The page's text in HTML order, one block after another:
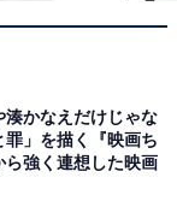
湊かなえだけじゃな
罪」を描く『映画ち
ら強く連想した映画